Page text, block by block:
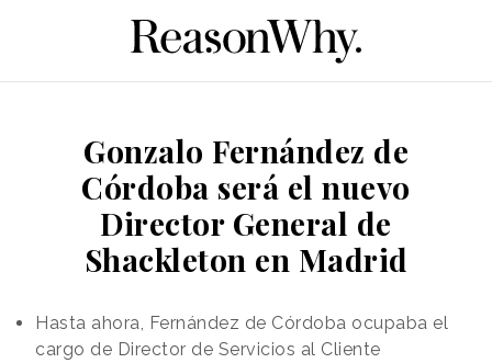
Gonzalo Fernández de
Córdoba será el nuevo
Director General de
Shackleton en Madrid
Hasta ahora, Fernández de Córdoba ocupaba el
cargo de Director de Servicios al Cliente